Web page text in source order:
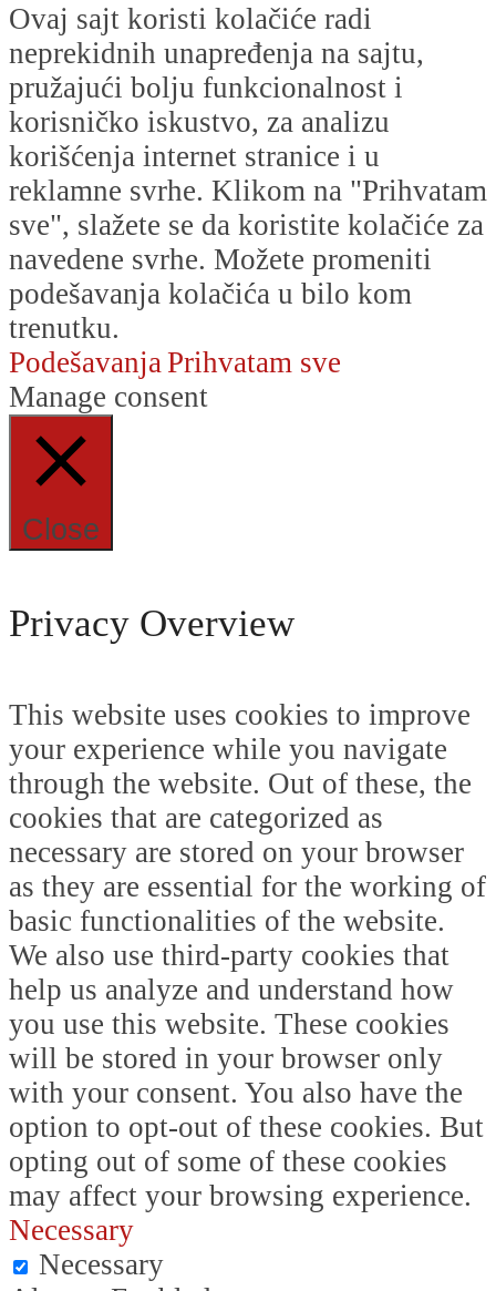
Ovaj sajt koristi kolačiće radi
neprekidnih unapređenja na sajtu,
pružajući bolju funkcionalnost i
korisničko iskustvo, za analizu
korišćenja internet stranice i u
reklamne svrhe. Klikom na "Prihvatam
sve", slažete se da koristite kolačiće za
navedene svrhe. Možete promeniti
podešavanja kolačića u bilo kom
trenutku.
Podešavanja Prihvatam sve
Manage consent
Close
Privacy Overview
This website uses cookies to improve
your experience while you navigate
through the website. Out of these, the
cookies that are categorized as
necessary are stored on your browser
as they are essential for the working of
basic functionalities of the website.
We also use third-party cookies that
help us analyze and understand how
you use this website. These cookies
will be stored in your browser only
with your consent. You also have the
option to opt-out of these cookies. But
opting out of some of these cookies
may affect your browsing experience.
Necessary
Necessary